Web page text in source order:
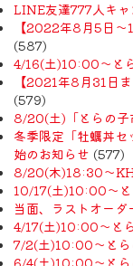
LINE友達777人キャ
【2022年8月5日〜
(587)
4/16(土)10:00～と
【2021年8月31日
(579)
8/20(土)「とらの子
冬季限定「牡蠣丼
始のお知らせ (577)
8/20(木)18:30〜
10/17(土)10:00～と
当面、ラストオー
4/17(土)10:00～と
7/2(土)10:00～とら
6/4(土)10:00～とら